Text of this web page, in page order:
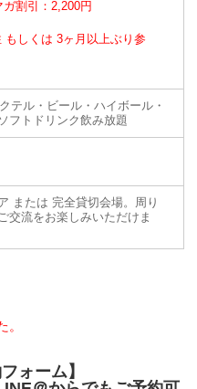
割引：2,200円
もしくは 3ヶ月以上ぶり参
テル・ビール・ハイボール・
フトドリンク飲み放題
または 完全貸切会場。周り
交流をお楽しみいただけま
。
ォーム】